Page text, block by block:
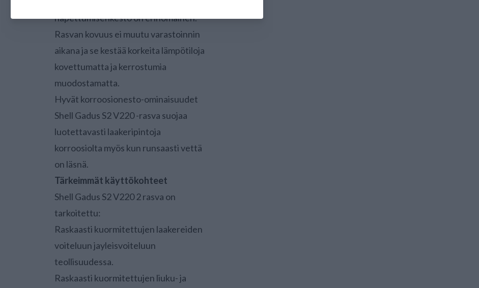
hapettumisenkesto on erinomainen.
Rasvan kovuus ei muutu varastoinnin
aikana ja se kestää korkeita lämpötiloja
kovettumatta ja kerrostumia
muodostamatta.
Hyvät korroosionesto-ominaisuudet
Shell Gadus S2 V220 -rasva suojaa
luotettavasti laakeripintoja
korroosiolta myös kun runsaasti vettä
on läsnä.
Tärkeimmät käyttökohteet
Shell Gadus S2 V220 2 rasva on
tarkoitettu:
Raskaasti kuormitettujen laakereiden
voiteluun jayleisvoiteluun
teollisuudessa.
Raskaasti kuormitettujen liuku- ja